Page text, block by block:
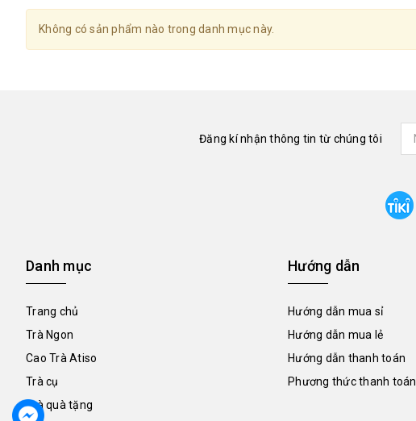
Không có sản phẩm nào trong danh mục này.
Đăng kí nhận thông tin từ chúng tôi
Danh mục
Trang chủ
Trà Ngon
Cao Trà Atiso
Trà cụ
Trà quà tặng
Hướng dẫn
Hướng dẫn mua sỉ
Hướng dẫn mua lẻ
Hướng dẫn thanh toán
Phương thức thanh toán